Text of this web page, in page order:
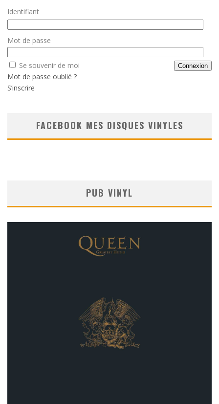
Identifiant
Mot de passe
Se souvenir de moi
Mot de passe oublié ?
S’inscrire
FACEBOOK MES DISQUES VINYLES
PUB VINYL